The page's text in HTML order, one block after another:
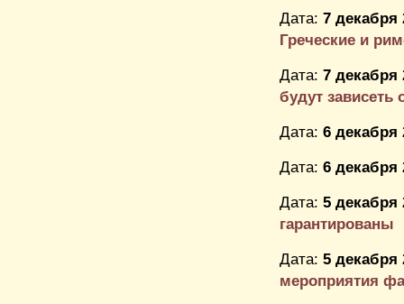
Дата: 7 декабря
Греческие и
Дата: 7 декабря
будут зависеть
Дата: 6 декабря
Дата: 6 декабря
Дата: 5 декабря
гарантированы
Дата: 5 декабря
мероприятия